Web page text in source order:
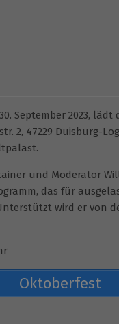
September 2023, lädt
2, 47229 Duisburg-
und Moderator
das für
wird er von
Oktoberfest